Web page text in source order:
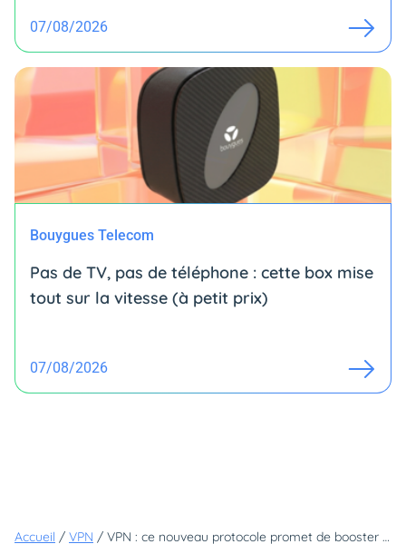
07/08/2026
Bouygues Telecom
Pas de TV, pas de téléphone : cette box mise
tout sur la vitesse (à petit prix)
07/08/2026
Accueil / VPN / VPN : ce nouveau protocole promet de booster votre connexion de 30 %